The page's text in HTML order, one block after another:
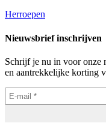
Herroepen
Nieuwsbrief inschrijven
Schrijf je nu in voor onze
en aantrekkelijke korting